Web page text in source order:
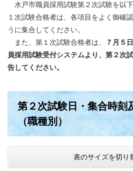
水戸市職員採用試験第２次試験を以
１次試験合格者は、各項目をよく御確
うに集合してください。
また、第１次試験合格者は、
７月５
員採用試験受付システムより、第２次
告してください。
第２次試験日・集合時刻
（職種別）
表のサイズを切り